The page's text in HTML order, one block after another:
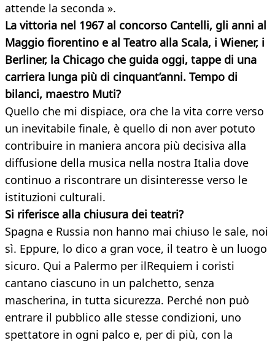
attende la seconda ».
La vittoria nel 1967 al concorso Cantelli, gli anni al
Maggio fiorentino e al Teatro alla Scala, i Wiener, i
Berliner, la Chicago che guida oggi, tappe di una
carriera lunga più di cinquant’anni. Tempo di
bilanci, maestro Muti?
Quello che mi dispiace, ora che la vita corre verso
un inevitabile finale, è quello di non aver potuto
contribuire in maniera ancora più decisiva alla
diffusione della musica nella nostra Italia dove
continuo a riscontrare un disinteresse verso le
istituzioni culturali.
Si riferisce alla chiusura dei teatri?
Spagna e Russia non hanno mai chiuso le sale, noi
sì. Eppure, lo dico a gran voce, il teatro è un luogo
sicuro. Qui a Palermo per ilRequiem i coristi
cantano ciascuno in un palchetto, senza
mascherina, in tutta sicurezza. Perché non può
entrare il pubblico alle stesse condizioni, uno
spettatore in ogni palco e, per di più, con la